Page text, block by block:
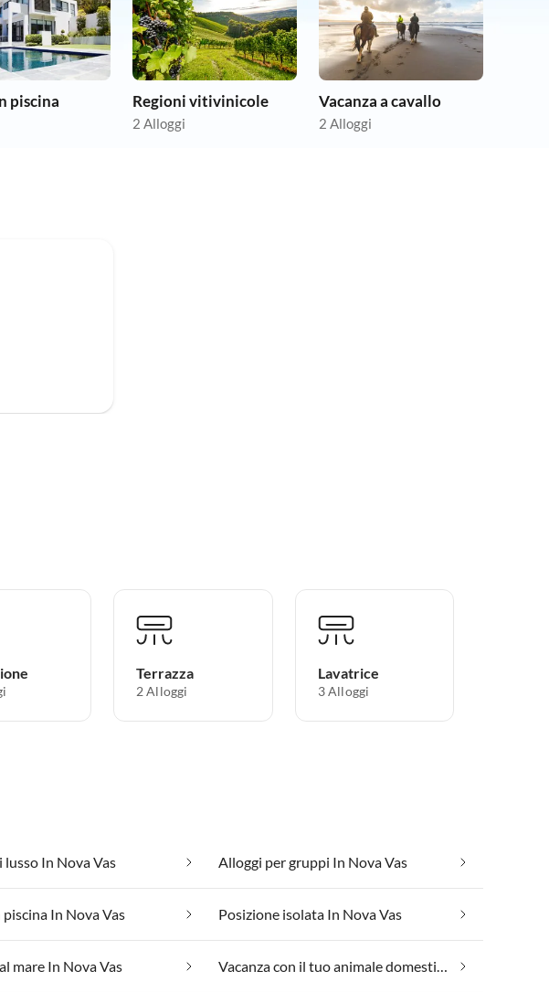
piscina Regioni vitivinicole
2 Alloggi
Vacanza a cavallo
2 Alloggi
Terrazza
2 Alloggi
Lavatrice
3 Alloggi
lusso In Nova Vas Alloggi per gruppi In Nova Vas
piscina In Nova Vas Posizione isolata In Nova Vas
mare In Nova Vas Vacanza con il tuo animale domestico In Nova Vas